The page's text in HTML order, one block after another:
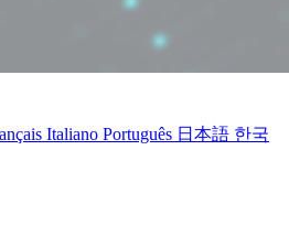
Italiano Português 日本語 한국